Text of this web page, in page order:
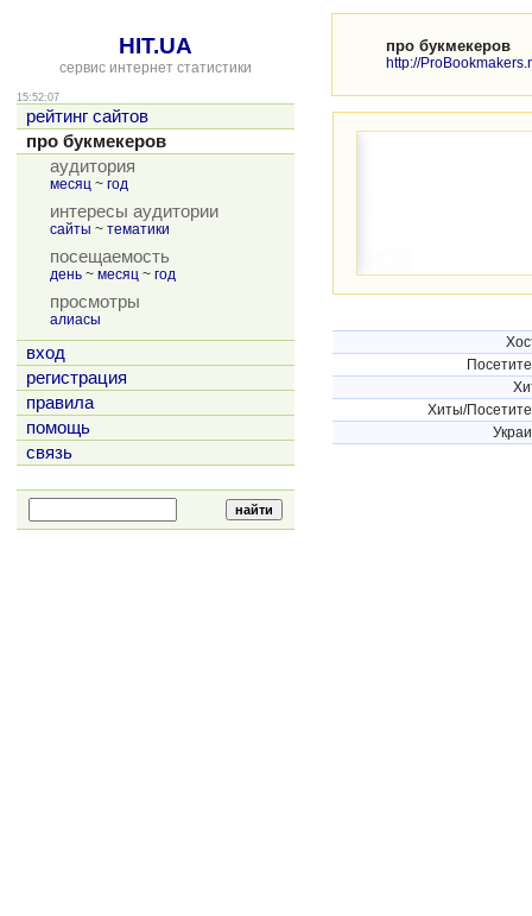
HIT.UA
сервис интернет статистики
15:52:07
рейтинг сайтов
про букмекеров
аудитория
месяц ~ год
интересы аудитории
сайты ~ тематики
посещаемость
день ~ месяц ~ год
просмотры
алиасы
вход
регистрация
правила
помощь
связь
про букмекеров
http://
Хиты/